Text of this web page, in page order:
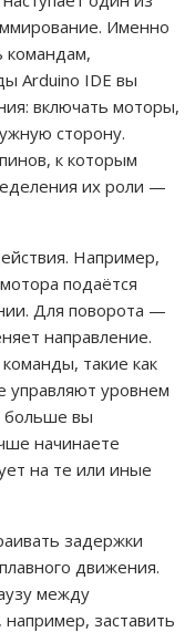
Именно
командам,
Arduino IDE вы
включать моторы,
сторону.
к которым
их роли —
Например,
подаётся
Для поворота —
направление.
такие как
управляют уровнем
больше вы
начинаете
на те или иные
задержки
движения.
между
заставить